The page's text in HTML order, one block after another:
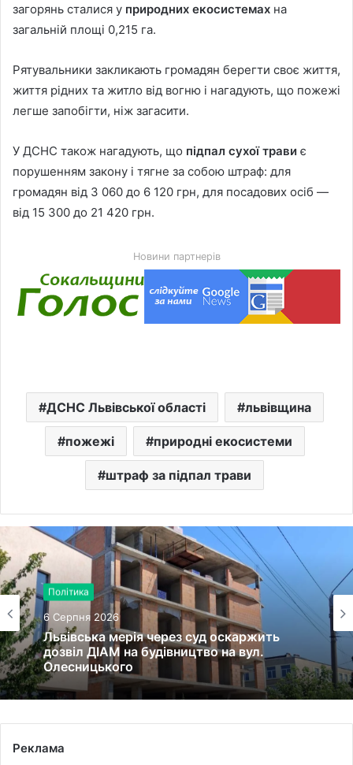
загорянь сталися у природних екосистемах на
загальній площі 0,215 га.
Рятувальники закликають громадян берегти своє життя,
життя рідних та житло від вогню і нагадують, що пожежі
легше запобігти, ніж загасити.
У ДСНС також нагадують, що підпал сухої трави є
порушенням закону і тягне за собою штраф: для
громадян від 3 060 до 6 120 грн, для посадових осіб —
від 15 300 до 21 420 грн.
Новини партнерів
ДСНС Львівської області львівщина
пожежі природні екосистеми
штраф за підпал трави
Політика
6 Серпня 2026
Львівська мерія через суд оскаржить
дозвіл ДІАМ на будівництво на вул.
Олесницького
Реклама